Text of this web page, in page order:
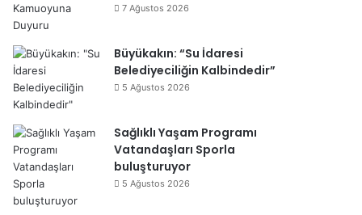
7 Ağustos 2026
Büyükakın: “Su İdaresi
Belediyeciliğin Kalbindedir”
5 Ağustos 2026
Sağlıklı Yaşam Programı
Vatandaşları Sporla
buluşturuyor
5 Ağustos 2026